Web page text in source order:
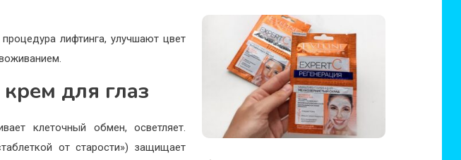
лифтинга, улучшают цвет
для глаз
клеточный обмен, осветляет.
от старости») защищает